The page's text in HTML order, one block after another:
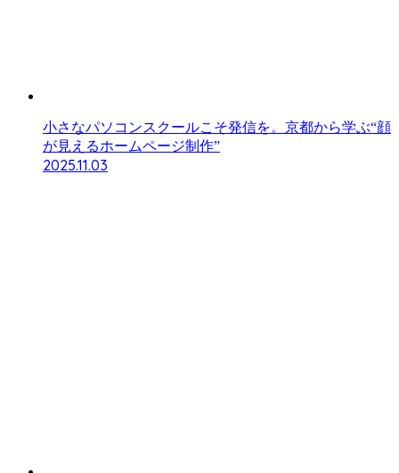
小さなパソコンスクールこそ発信を。京都から学ぶ“顔
が見えるホームページ制作”
2025.11.03